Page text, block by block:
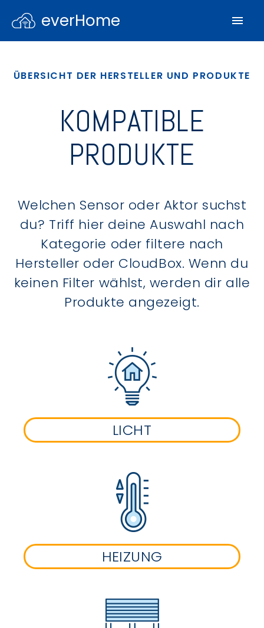
everHome
ÜBERSICHT DER HERSTELLER UND PRODUKTE
KOMPATIBLE
PRODUKTE
Welchen Sensor oder Aktor suchst
du? Triff hier deine Auswahl nach
Kategorie oder filtere nach
Hersteller oder CloudBox. Wenn du
keinen Filter wählst, werden dir alle
Produkte angezeigt.
LICHT
HEIZUNG